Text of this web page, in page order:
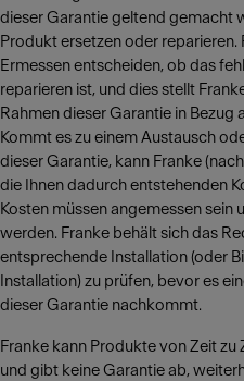
dieser Garantie geltend gemacht
Produkt ersetzen oder
Ermessen entscheiden, ob das
reparieren ist, und dies stellt
Rahmen dieser Garantie in
Kommt es zu einem Austausch
dieser Garantie, kann Franke
die Ihnen dadurch entstehenden
Kosten müssen angemessen
werden. Franke behält sich das
entsprechende Installation (oder
Installation) zu prüfen, bevor es
dieser Garantie nachkommt.
Franke kann Produkte von Zeit
und gibt keine Garantie ab,